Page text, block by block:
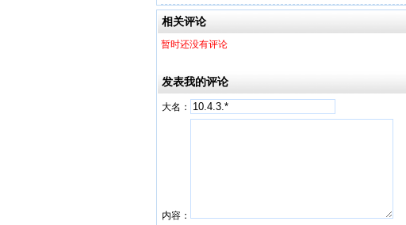
牌
相关评论
暂时还没有评论
发表我的评论
大名：
内容：